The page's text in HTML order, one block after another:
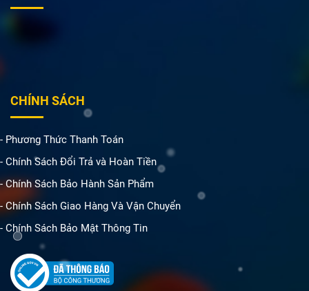
CHÍNH SÁCH
- Phương Thức Thanh Toán
- Chính Sách Đổi Trả và Hoàn Tiền
- Chính Sách Bảo Hành Sản Phẩm
- Chính Sách Giao Hàng Và Vận Chuyển
- Chính Sách Bảo Mật Thông Tin